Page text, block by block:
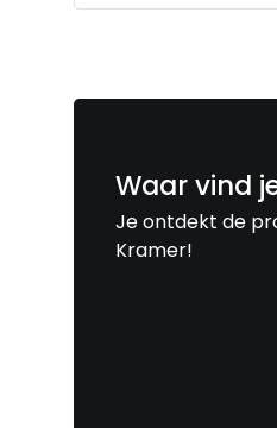
Waar vind
Je ontdekt de
Kramer!